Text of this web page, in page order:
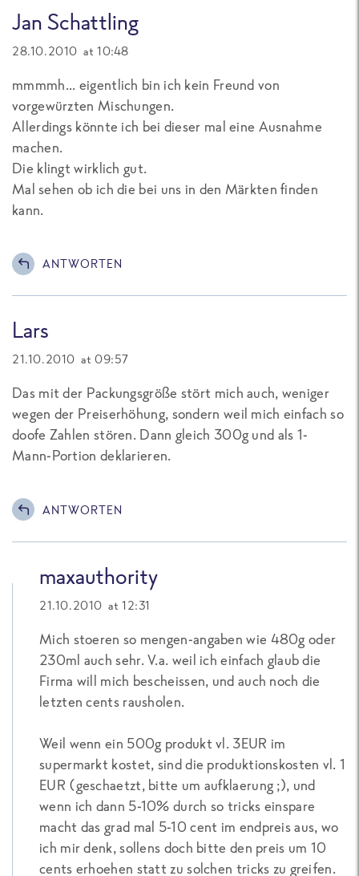
Jan Schattling
28.10.2010 at 10:48
mmmmh... eigentlich bin ich kein Freund von
vorgewürzten Mischungen.
Allerdings könnte ich bei dieser mal eine Ausnahme
machen.
Die klingt wirklich gut.
Mal sehen ob ich die bei uns in den Märkten finden
kann.
ANTWORTEN
Lars
21.10.2010 at 09:57
Das mit der Packungsgröße stört mich auch, weniger
wegen der Preiserhöhung, sondern weil mich einfach so
doofe Zahlen stören. Dann gleich 300g und als 1-
Mann-Portion deklarieren.
ANTWORTEN
maxauthority
21.10.2010 at 12:31
Mich stoeren so mengen-angaben wie 480g oder
230ml auch sehr. V.a. weil ich einfach glaub die
Firma will mich bescheissen, und auch noch die
letzten cents rausholen.
Weil wenn ein 500g produkt vl. 3EUR im
supermarkt kostet, sind die produktionskosten vl. 1
EUR (geschaetzt, bitte um aufklaerung ;), und
wenn ich dann 5-10% durch so tricks einspare
macht das grad mal 5-10 cent im endpreis aus, wo
ich mir denk, sollens doch bitte den preis um 10
cents erhoehen statt zu solchen tricks zu greifen.